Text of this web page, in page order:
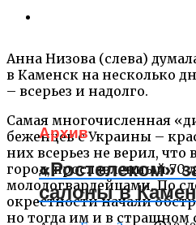
Анна Низова (слева)
в Каменск на несколько
– всерьез и надолго.
Самая многочисленная
беженцев с Украины –
них всерьез не верил, что
город, прославленный 70
молодогвардейцами. По
окрестности начали
но тогда им и в страшном
Архив
«Ростелеком»
салоны в